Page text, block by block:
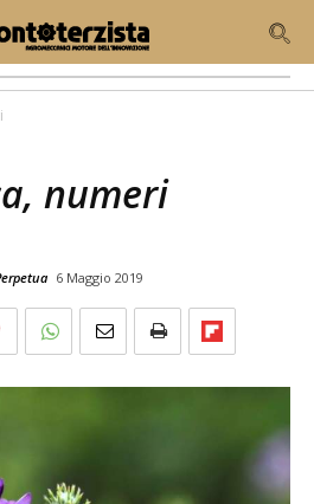
numeri
6 Maggio 2019